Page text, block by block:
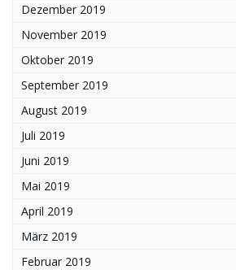
Dezember 2019
November 2019
Oktober 2019
September 2019
August 2019
Juli 2019
Juni 2019
Mai 2019
April 2019
März 2019
Februar 2019